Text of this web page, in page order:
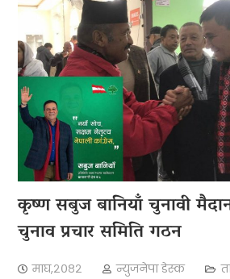
कृष्ण सबुज बानियाँ चुनावी
चुनाव प्रचार समिति गठन
माघ,२०८२ न्युजनेपा डेस्क